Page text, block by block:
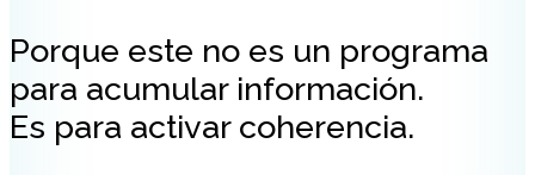
Porque este no es un programa
para acumular información.
Es para activar coherencia.